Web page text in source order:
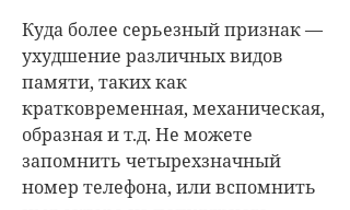
Куда более серьезный признак —
ухудшение различных видов
памяти, таких как
кратковременная, механическая,
образная и т.д. Не можете
запомнить четырехзначный
номер телефона, или вспомнить